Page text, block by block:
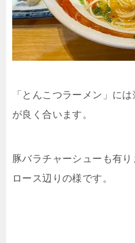
「とんこつラーメン」に
が良く合います。
豚バラチャーシューも有
ロース辺りの様です。